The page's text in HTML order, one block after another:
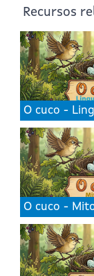
Recursos
O cuco -
O cuco -